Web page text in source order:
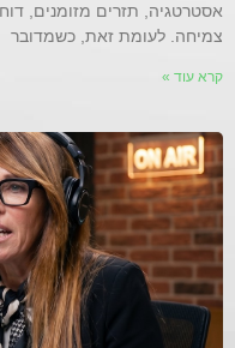
אסטרטגיה, תזרים מזומנים,
צמיחה. לעומת זאת, כשמדובר
קרא עוד »